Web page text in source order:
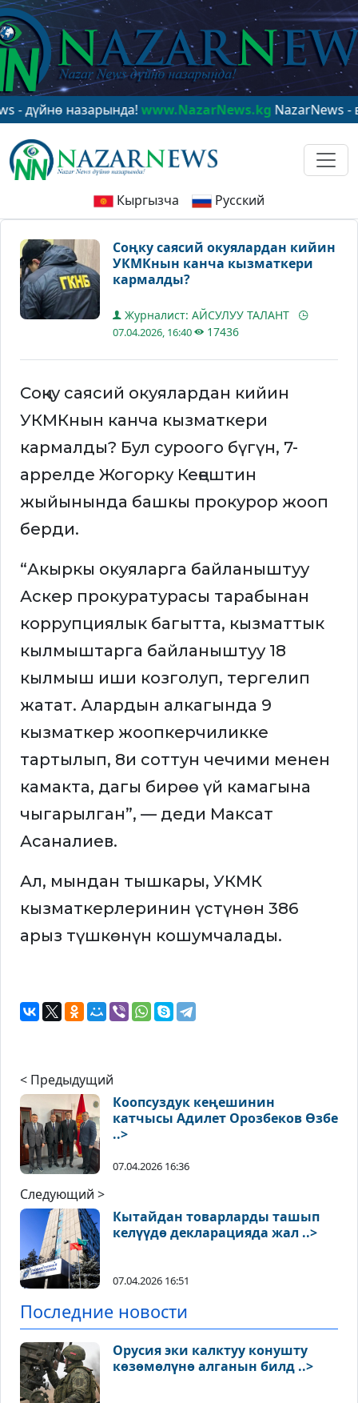
назарында!www.NazarNews.kgNazarNews - в
Кыргызча Русский
Соңку саясий окуялардан кийин
УКМКнын канча кызматкери
кармалды?
Журналист: АЙСУЛУУ ТАЛАНТ
07.04.2026, 16:40 17436
Соңку саясий окуялардан кийин
УКМКнын канча кызматкери
кармалды? Бул суроого бүгүн, 7-
аррелде Жогорку Кеңештин
жыйынында башкы прокурор жооп
берди.
“Акыркы окуяларга байланыштуу
Аскер прокуратурасы тарабынан
коррупциялык багытта, кызматтык
кылмыштарга байланыштуу 18
кылмыш иши козголуп, тергелип
жатат. Алардын алкагында 9
кызматкер жоопкерчиликке
тартылып, 8и соттун чечими менен
камакта, дагы бирөө үй камагына
чыгарылган”, — деди Максат
Асаналиев.
Ал, мындан тышкары, УКМК
кызматкерлеринин үстүнөн 386
арыз түшкөнүн кошумчалады.
< Предыдущий
Коопсуздук кеңешинин
катчысы Адилет Орозбеков Өзбе
..>
07.04.2026 16:36
Следующий >
Кытайдан товарларды ташып
келүүдө декларацияда жал ..>
07.04.2026 16:51
Последние новости
Орусия эки калктуу конушту
көзөмөлүнө алганын билд ..>